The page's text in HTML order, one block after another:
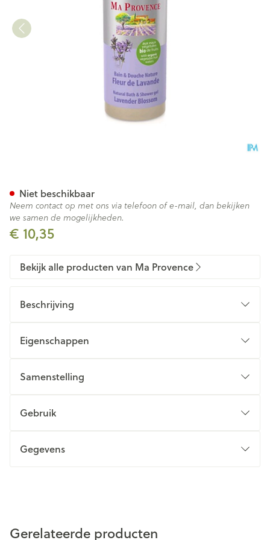
€ 10,35
Niet beschikbaar
Neem contact op met ons via telefoon of e-mail, dan bekijken
we samen de mogelijkheden.
Bekijk alle producten van Ma Provence
Beschrijving
Eigenschappen
Samenstelling
Gebruik
Gegevens
Gerelateerde producten